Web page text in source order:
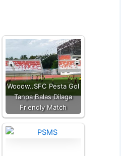
Li
n
k
Wooow..SFC Pesta Gol
Tanpa Balas Dilaga
Friendly Match